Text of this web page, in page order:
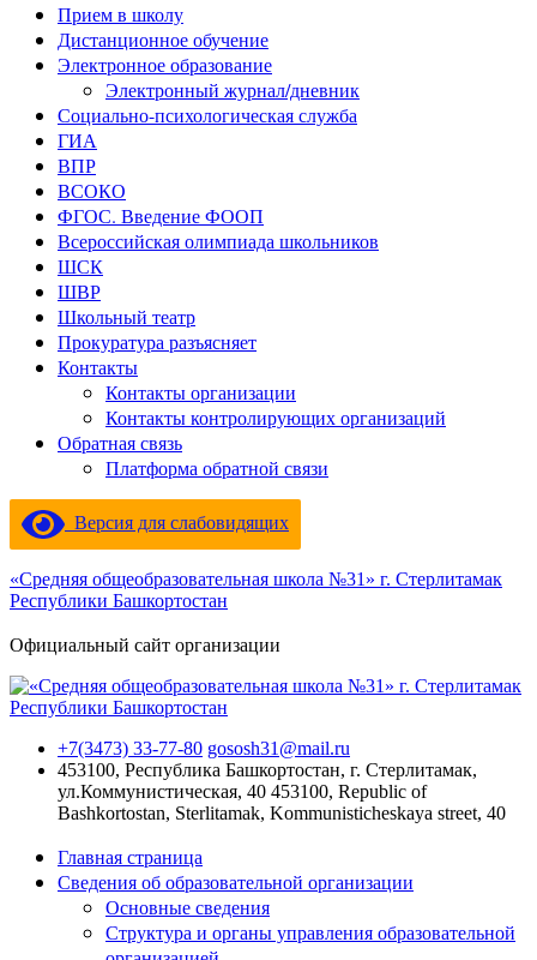
Прием в школу
Дистанционное обучение
Электронное образование
Электронный журнал/дневник
Социально-психологическая служба
ГИА
ВПР
ВСОКО
ФГОС. Введение ФООП
Всероссийская олимпиада школьников
ШСК
ШВР
Школьный театр
Прокуратура разъясняет
Контакты
Контакты организации
Контакты контролирующих организаций
Обратная связь
Платформа обратной связи
Версия для слабовидящих
«Средняя общеобразовательная школа №31» г. Стерлитамак
Республики Башкортостан
Официальный сайт организации
+7(3473) 33-77-80 gososh31@mail.ru
453100, Республика Башкортостан, г. Стерлитамак,
ул.Коммунистическая, 40 453100, Republic of
Bashkortostan, Sterlitamak, Kommunisticheskaya street, 40
Главная страница
Сведения об образовательной организации
Основные сведения
Структура и органы управления образовательной